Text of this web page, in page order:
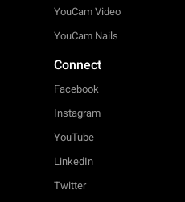
YouCam Video
YouCam Nails
Connect
Facebook
Instagram
YouTube
LinkedIn
Twitter